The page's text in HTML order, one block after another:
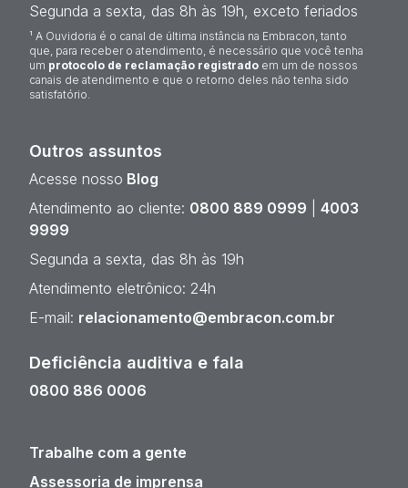
Segunda a sexta, das 8h às 19h, exceto feriados
¹ A Ouvidoria é o canal de última instância na Embracon, tanto
que, para receber o atendimento, é necessário que você tenha
um protocolo de reclamação registrado em um de nossos
canais de atendimento e que o retorno deles não tenha sido
satisfatório.
Outros assuntos
Acesse nosso Blog
Atendimento ao cliente: 0800 889 0999
4003
9999
Segunda a sexta, das 8h às 19h
Atendimento eletrônico: 24h
E-mail: relacionamento@embracon.com.br
Deficiência auditiva e fala
0800 886 0006
Trabalhe com a gente
Assessoria de imprensa